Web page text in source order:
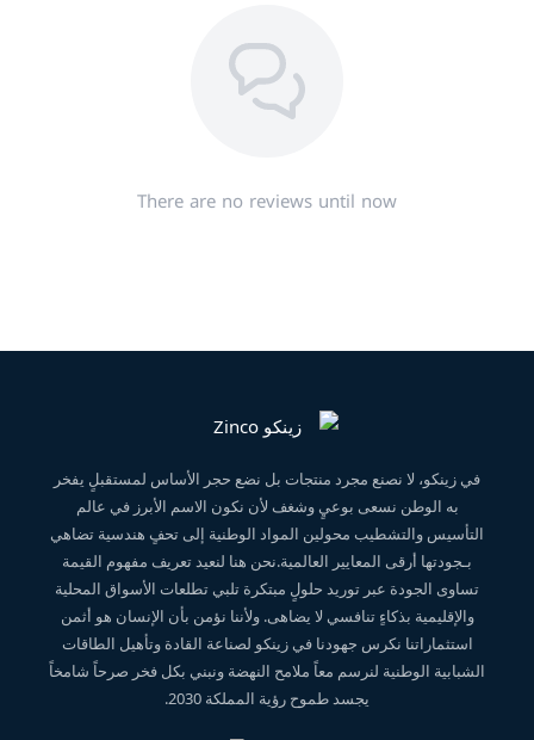
There are no reviews until now
في زينكو، لا نصنع مجرد منتجات بل نضع حجر الأساس لمستقبلٍ يفخر
به الوطن نسعى بوعيٍ وشغف لأن نكون الاسم الأبرز في عالم
التأسيس والتشطيب محولين المواد الوطنية إلى تحفٍ هندسية تضاهي
بـجودتها أرقى المعايير العالمية.نحن هنا لنعيد تعريف مفهوم القيمة
تساوى الجودة عبر توريد حلولٍ مبتكرة تلبي تطلعات الأسواق المحلية
والإقليمية بذكاءٍ تنافسي لا يضاهى. ولأننا نؤمن بأن الإنسان هو أثمن
استثماراتنا نكرس جهودنا في زينكو لصناعة القادة وتأهيل الطاقات
الشبابية الوطنية لنرسم معاً ملامح النهضة ونبني بكل فخر صرحاً شامخاً
يجسد طموح رؤية المملكة 2030.